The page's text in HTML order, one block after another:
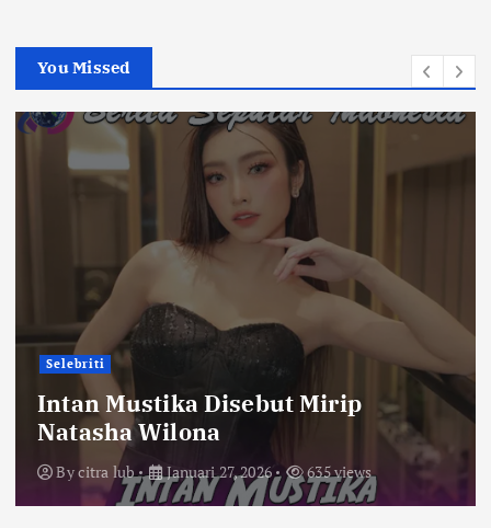
You Missed
Selebriti
Intan Mustika Disebut Mirip
Natasha Wilona
Bycitra lub Januari 27, 2026 635 views